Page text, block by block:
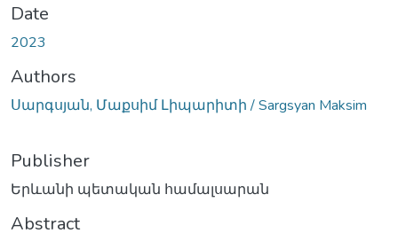
Date
2023
Authors
Սարգսյան, Մաքսիմ Լիպարիտի / Sargsyan Maksim
Publisher
Երևանի պետական համալսարան
Abstract